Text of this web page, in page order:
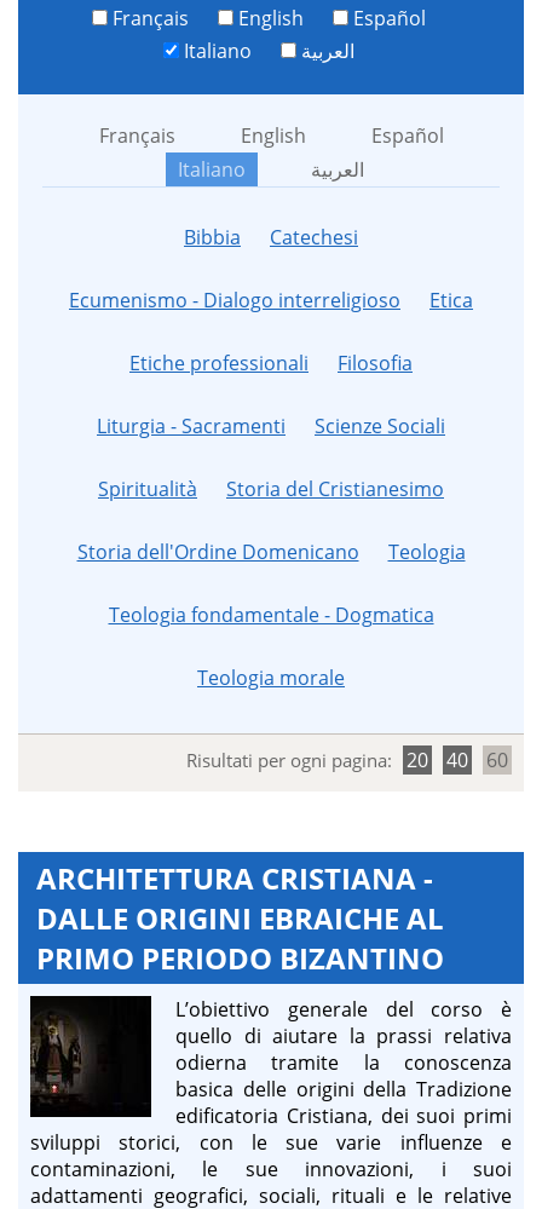
Français English
Español
Italiano
العربية
Français English
Español
Italiano
العربية
Bibbia Catechesi
Ecumenismo - Dialogo interreligioso Etica
Etiche professionali Filosofia
Liturgia - Sacramenti Scienze Sociali
Spiritualità Storia del Cristianesimo
Storia dell'Ordine Domenicano Teologia
Teologia fondamentale - Dogmatica
Teologia morale
Risultati per ogni pagina: 20 40 60
ARCHITETTURA CRISTIANA -
DALLE ORIGINI EBRAICHE AL
PRIMO PERIODO BIZANTINO
L’obiettivo generale del corso è
quello di aiutare la prassi relativa
odierna tramite la conoscenza
basica delle origini della Tradizione
edificatoria Cristiana, dei suoi primi
sviluppi storici, con le sue varie influenze e
contaminazioni, le sue innovazioni, i suoi
adattamenti geografici, sociali, rituali e le relative